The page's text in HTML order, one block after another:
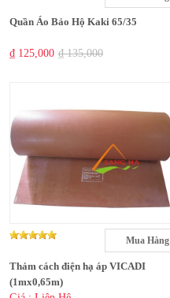
Quần Áo Bảo Hộ Kaki 65/35
₫ 125,000 ₫ 135,000
Mua Hàng
Thảm cách điện hạ áp VICADI
(1mx0,65m)